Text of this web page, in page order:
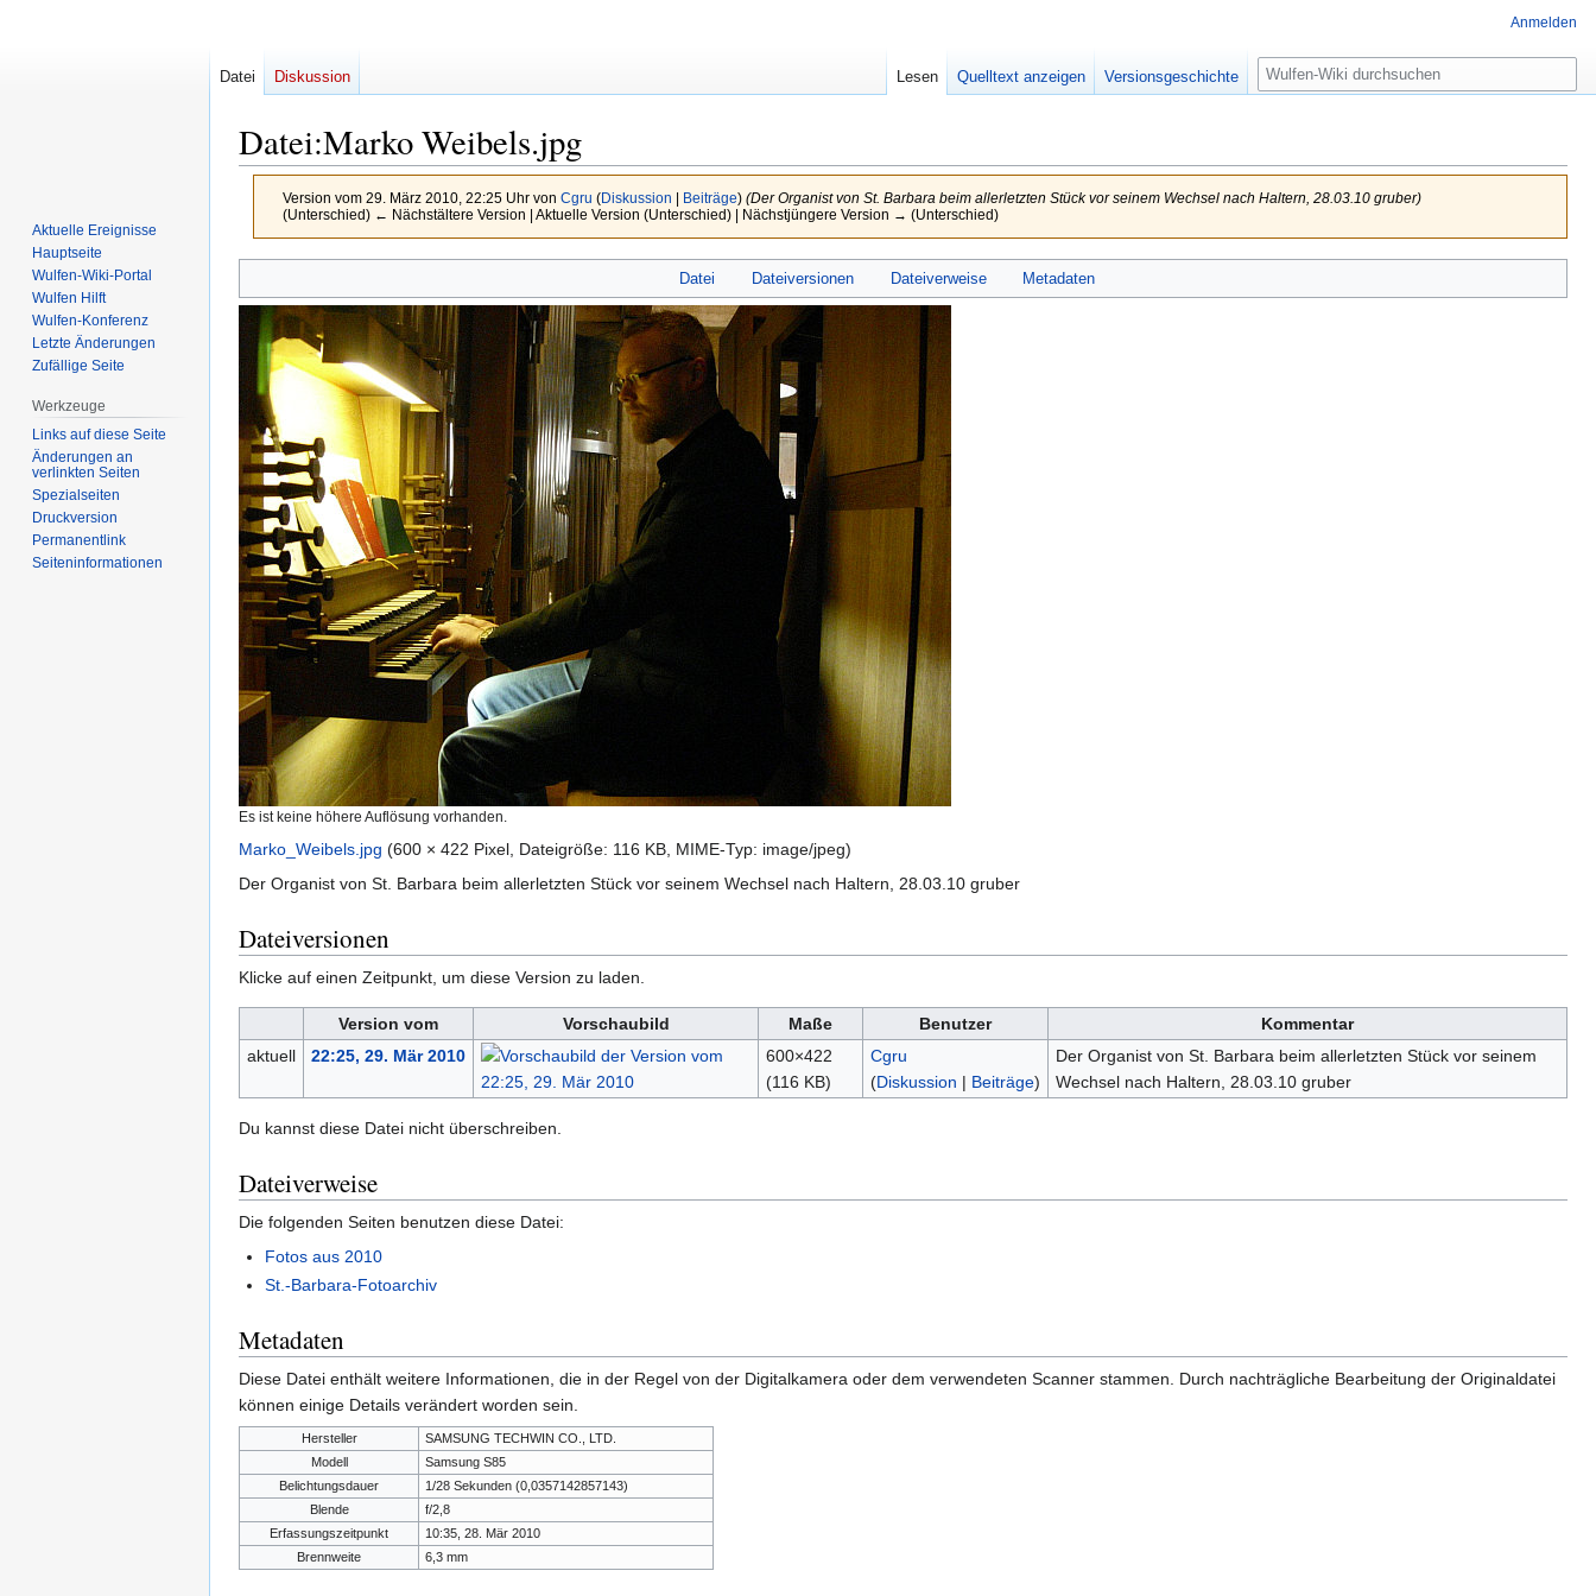
Datei:Marko Weibels.jpg
Version vom 29. März 2010, 22:25 Uhr von Cgru (Diskussion Beiträge) (Der Organist von St. Barbara beim allerletzten Stück vor seinem Wechsel nach Haltern, 28.03.10 gruber)
(Unterschied) ← Nächstältere Version | Aktuelle Version (Unterschied) | Nächstjüngere Version → (Unterschied)
Navigation
springen
Suche
springen
Datei Dateiversionen Dateiverweise Metadaten
Es ist keine höhere Auflösung vorhanden.
Marko_Weibels.jpg (600 × 422 Pixel, Dateigröße: 116 KB, MIME-Typ: image/jpeg)
Der Organist von St. Barbara beim allerletzten Stück vor seinem Wechsel nach Haltern, 28.03.10 gruber
Dateiversionen
Klicke auf einen Zeitpunkt, um diese Version zu laden.
Version vom Vorschaubild Maße Benutzer
Kommentar
aktuell
22:25, 29. Mär 2010
600×422
(116 KB)
Cgru
(Diskussion | Beiträge)
Der Organist von St. Barbara beim allerletzten Stück vor seinem
Wechsel nach Haltern, 28.03.10 gruber
Du kannst diese Datei nicht überschreiben.
Dateiverweise
Die folgenden Seiten benutzen diese Datei:
Fotos aus 2010
St.-Barbara-Fotoarchiv
Metadaten
Diese Datei enthält weitere Informationen, die in der Regel von der Digitalkamera oder dem verwendeten Scanner stammen. Durch nachträgliche Bearbeitung der Originaldatei
können einige Details verändert worden sein.
Hersteller
SAMSUNG TECHWIN CO., LTD.
Modell
Samsung S85
Belichtungsdauer
1/28 Sekunden (0,0357142857143)
Blende
f/2,8
Erfassungszeitpunkt
10:35, 28. Mär 2010
Brennweite
6,3 mm
Anmelden
Datei Diskussion Lesen Quelltext anzeigen Versionsgeschichte
Suche
Aktuelle Ereignisse
Hauptseite
Wulfen-Wiki-Portal
Wulfen Hilft
Wulfen-Konferenz
Letzte Änderungen
Zufällige Seite
Werkzeuge
Links auf diese Seite
Änderungen an
verlinkten Seiten
Spezialseiten
Druckversion
Permanentlink
Seiten­­informationen